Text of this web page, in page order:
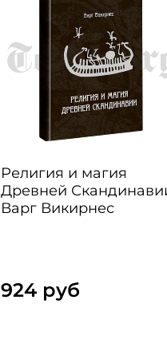
Религия и магия
Древней
Варг Викирнес
924 руб